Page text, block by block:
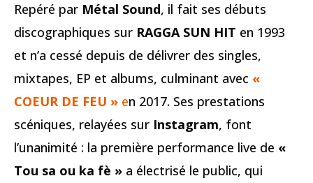
Repéré par Métal Sound, il fait ses débuts
discographiques sur RAGGA SUN HIT en 1993
et n’a cessé depuis de délivrer des singles,
mixtapes, EP et albums, culminant avec «
COEUR DE FEU » en 2017. Ses prestations
scéniques, relayées sur Instagram, font
l’unanimité : la première performance live de «
Tou sa ou ka fè » a électrisé le public, qui